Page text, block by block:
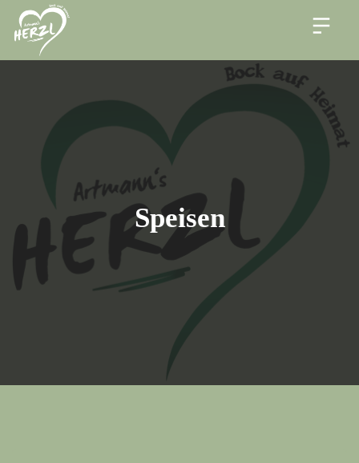
Speisen